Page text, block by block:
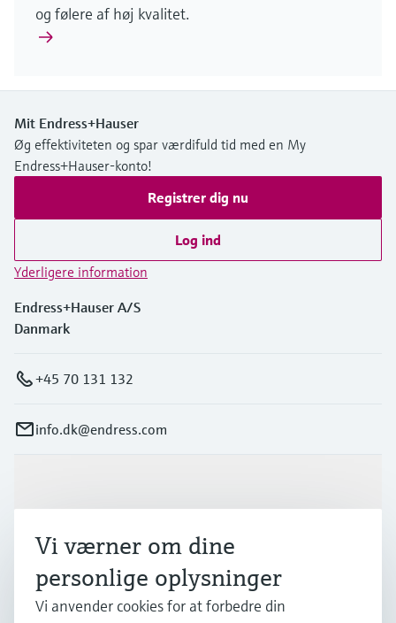
og følere af høj kvalitet.
Mit Endress+Hauser
Øg effektiviteten og spar værdifuld tid med en My
Endress+Hauser-konto!
Registrer dig nu
Log ind
Yderligere information
Endress+Hauser A/S
Danmark
+45 70 131 132
info.dk@endress.com
Industrier
Support
Vi værner om dine
personlige oplysninger
Vi anvender cookies for at forbedre din